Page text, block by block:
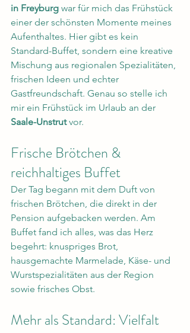
in Freyburg war für mich das Frühstück
einer der schönsten Momente meines
Aufenthaltes. Hier gibt es kein
Standard-Buffet, sondern eine kreative
Mischung aus regionalen Spezialitäten,
frischen Ideen und echter
Gastfreundschaft. Genau so stelle ich
mir ein Frühstück im Urlaub an der
Saale-Unstrut vor.
Frische Brötchen &
reichhaltiges Buffet
Der Tag begann mit dem Duft von
frischen Brötchen, die direkt in der
Pension aufgebacken werden. Am
Buffet fand ich alles, was das Herz
begehrt: knuspriges Brot,
hausgemachte Marmelade, Käse- und
Wurstspezialitäten aus der Region
sowie frisches Obst.
Mehr als Standard: Vielfalt